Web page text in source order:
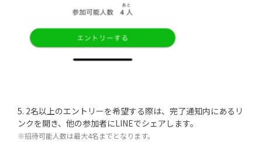
5. 2名以上のエントリーを希望する際は、完了通知内にあるリ
ンクを開き、他の参加者にLINEでシェアします。
※招待可能人数は最大4名までとなります。